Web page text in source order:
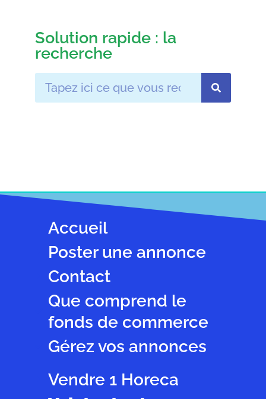
Solution rapide : la
recherche
Accueil
Poster une annonce
Contact
Que comprend le
fonds de commerce
Gérez vos annonces
Vendre 1 Horeca